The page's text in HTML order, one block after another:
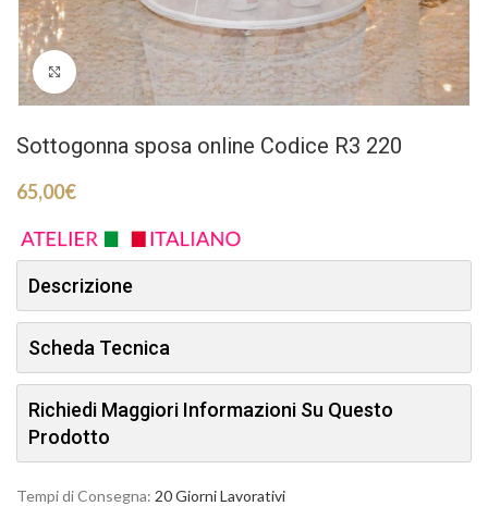
Click to enlarge
Sottogonna sposa online Codice R3 220
65,00€
Descrizione
Scheda Tecnica
Richiedi Maggiori Informazioni Su Questo
Prodotto
Tempi di Consegna: 20 Giorni Lavorativi